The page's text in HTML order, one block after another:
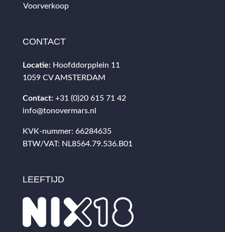
Voorverkoop
CONTACT
Locatie: Hoofddorpplein 11
1059 CV AMSTERDAM
Contact: +31 (0)20 615 71 42
info@tonovermars.nl
KVK-nummer: 66284635
BTW/VAT: NL8564.79.536.B01
LEEFTIJD